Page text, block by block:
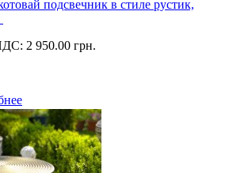
подсвечник в стиле рустик,
2 950.00 грн.